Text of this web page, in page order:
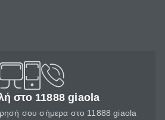
στο 11888 giaola
σου σήμερα στο 11888 giaola